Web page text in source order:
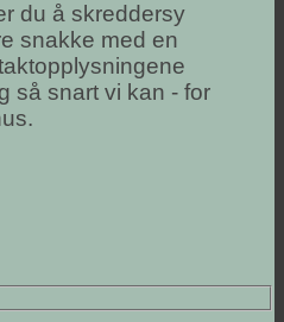
du å skreddersy
snakke med en
så snart vi kan - for